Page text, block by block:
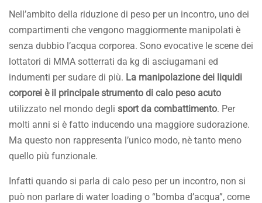
Nell’ambito della riduzione di peso per un incontro, uno dei
compartimenti che vengono maggiormente manipolati è
senza dubbio l’acqua corporea. Sono evocative le scene dei
lottatori di MMA sotterrati da kg di asciugamani ed
indumenti per sudare di più. La manipolazione dei liquidi
corporei è il principale strumento di calo peso acuto
utilizzato nel mondo degli sport da combattimento. Per
molti anni si è fatto inducendo una maggiore sudorazione.
Ma questo non rappresenta l’unico modo, nè tanto meno
quello più funzionale.
Infatti quando si parla di calo peso per un incontro, non si
può non parlare di water loading o “bomba d’acqua”, come